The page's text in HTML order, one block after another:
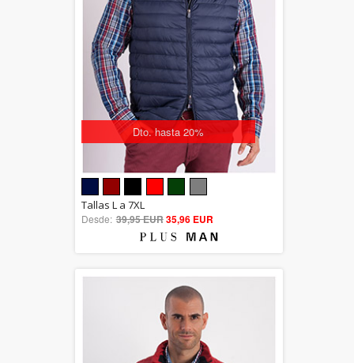
Dto. hasta 20%
out of 5
Tallas L a 7XL
Desde: 39,95 EUR35,96 EUR